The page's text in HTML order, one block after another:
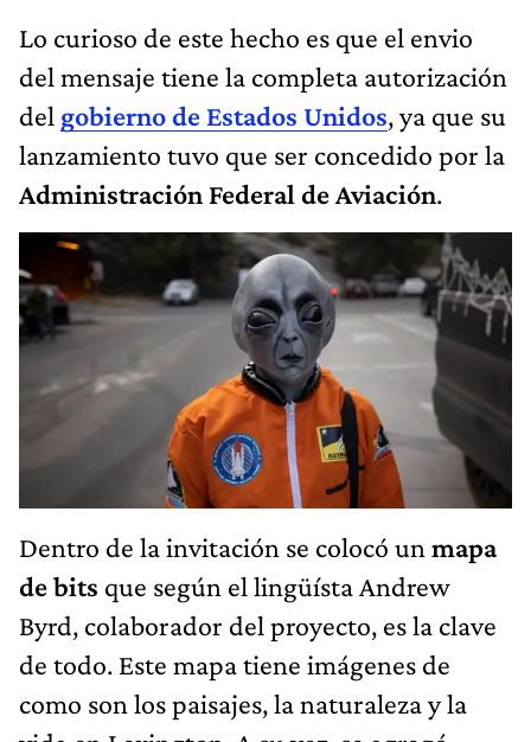
Lo curioso de este hecho es que el envio
del mensaje tiene la completa autorización
del gobierno de Estados Unidos, ya que su
lanzamiento tuvo que ser concedido por la
Administración Federal de Aviación.
Dentro de la invitación se colocó un mapa
de bits que según el lingüísta Andrew
Byrd, colaborador del proyecto, es la clave
de todo. Este mapa tiene imágenes de
como son los paisajes, la naturaleza y la